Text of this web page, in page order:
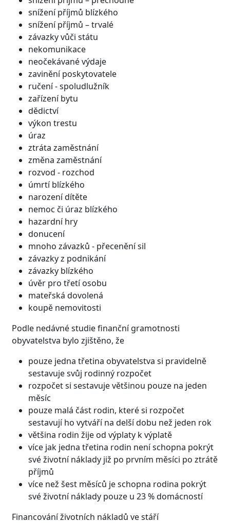
snížení příjmů blízkého
snížení příjmů – trvalé
závazky vůči státu
nekomunikace
neočekávané výdaje
zavinění poskytovatele
ručení - spoludlužník
zařízení bytu
dědictví
výkon trestu
úraz
ztráta zaměstnání
změna zaměstnání
rozvod - rozchod
úmrtí blízkého
narození dítěte
nemoc či úraz blízkého
hazardní hry
donucení
mnoho závazků - přecenění sil
závazky z podnikání
závazky blízkého
úvěr pro třetí osobu
mateřská dovolená
koupě nemovitosti
Podle nedávné studie finanční gramotnosti
obyvatelstva bylo zjištěno, že
pouze jedna třetina obyvatelstva si pravidelně
sestavuje svůj rodinný rozpočet
rozpočet si sestavuje většinou pouze na jeden
měsíc
pouze malá část rodin, které si rozpočet
sestavují ho vytváří na delší dobu než jeden rok
většina rodin žije od výplaty k výplatě
více jak jedna třetina rodin není schopna pokrýt
své životní náklady již po prvním měsíci po ztrátě
příjmů
více než šest měsíců je schopna rodina pokrýt
své životní náklady pouze u 23 % domácností
Financování životních nákladů ve stáří